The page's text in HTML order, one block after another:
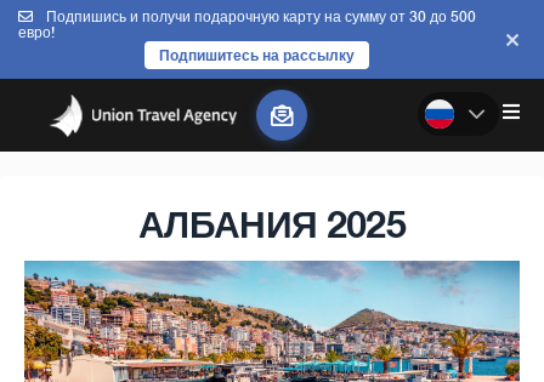
Подпишись и получи подарочную карту на сумму от 30 до 500
евро!
Подпишитесь на рассылку
АЛБАНИЯ 2025